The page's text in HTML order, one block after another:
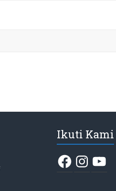
Ikuti Kami
FacebookInstagram
YouTube